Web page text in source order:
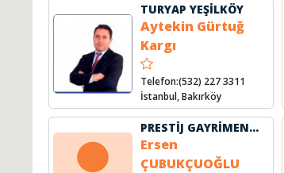
TURYAP YEŞİLKÖY
Aytekin Gürtuğ
Kargı
Telefon:(532) 227 3311
İstanbul, Bakırköy
PRESTİJ GAYRİMENKUL VE DANIŞMANLIK
Ersen
ÇUBUKÇUOĞLU